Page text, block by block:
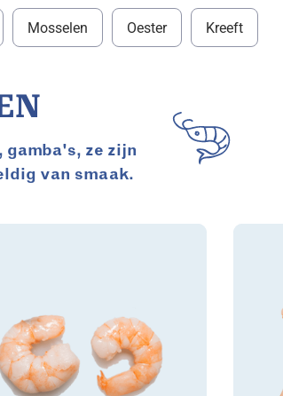
Mosselen Oester Kreeft
gamba's, ze zijn
van smaak.